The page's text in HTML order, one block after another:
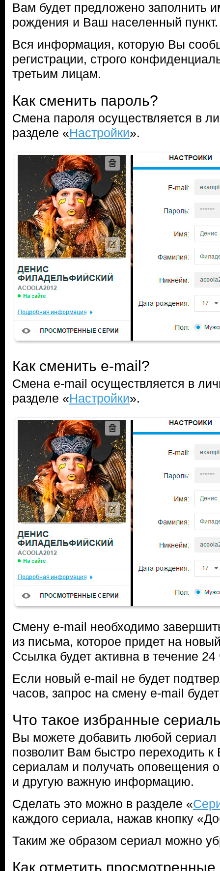
Вам будет предложено заполнить
рождения и Ваш населенный пункт.
Вся информация, которую Вы
регистрации, строго
третьим лицам.
Как сменить пароль?
Смена пароля осуществляется в
разделе «Настройки».
Как сменить e-mail?
Смена e-mail осуществляется в
разделе «Настройки».
Смену e-mail необходимо
из письма, которое придет на
Ссылка будет активна в течение 24
Если новый e-mail не будет
часов, запрос на смену e-mail
Что такое избранные
Вы можете добавить любой сериал
позволит Вам быстро переходить
сериалам и получать оповещения
и другую важную информацию.
Сделать это можно в разделе «
каждого сериала, нажав кнопку
Таким же образом сериал можно
Как отметить просмотренные